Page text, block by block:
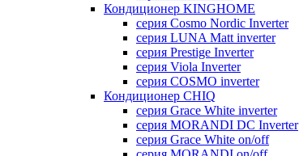
Кондиционер KINGHOME
серия Cosmo Nordic Inverter
серия LUNA Matt inverter
серия Prestige Inverter
серия Viola Inverter
серия COSMO inverter
Кондиционер CHIQ
серия Grace White inverter
серия MORANDI DC Inverter
серия Grace White on/off